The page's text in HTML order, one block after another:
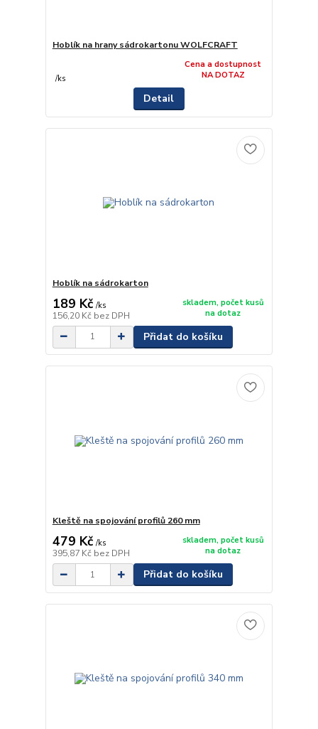
Hoblík na hrany sádrokartonu WOLFCRAFT
/ks
Cena a dostupnost
NA DOTAZ
Detail
Hoblík na sádrokarton
189 Kč /ks
156,20 Kč bez DPH
skladem, počet kusů
na dotaz
Přidat do košíku
Kleště na spojování profilů 260 mm
479 Kč /ks
395,87 Kč bez DPH
skladem, počet kusů
na dotaz
Přidat do košíku